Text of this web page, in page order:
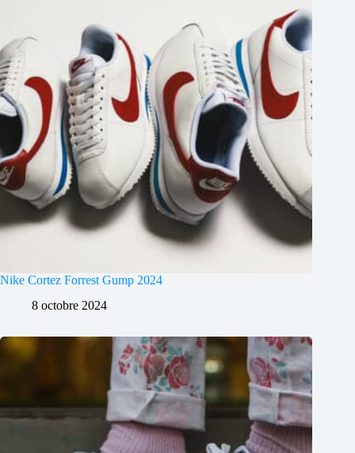
Nike Cortez Forrest Gump 2024
8 octobre 2024